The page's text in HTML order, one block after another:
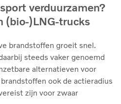
verduurzamen?
(bio-)LNG-trucks
brandstoffen groeit snel.
steeds vaker genoemd
alternatieven voor
ook de actieradius
zijn voor zwaar